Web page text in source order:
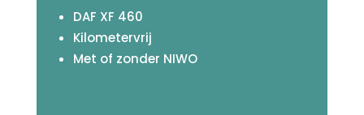
DAF XF 460
Kilometervrij
Met of zonder NIWO